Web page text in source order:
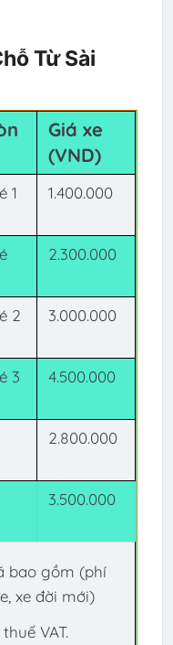
Từ Sài
Giá xe
(VND)
1
1.400.000
2.300.000
2
3.000.000
3
4.500.000
2.800.000
3.500.000
bao gồm (phí
xe đời mới)
VAT.